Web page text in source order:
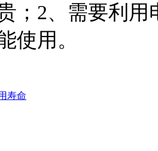
；2、需要利
使用。
寿命